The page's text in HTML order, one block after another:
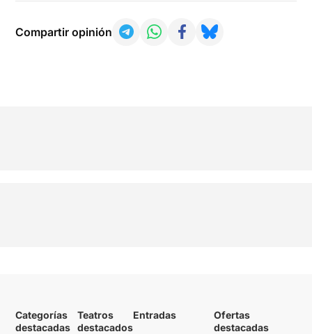
Compartir opinión
Categorías
destacadas
Teatros
destacados
Entradas
Ofertas
destacadas